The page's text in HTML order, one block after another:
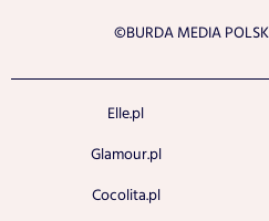
©BURDA MEDIA
Elle.pl
Glamour.pl
Cocolita.pl